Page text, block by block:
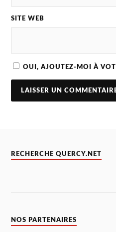
SITE WEB
OUI, AJOUTEZ-MOI À
RECHERCHE QUERCY.NET
NOS PARTENAIRES